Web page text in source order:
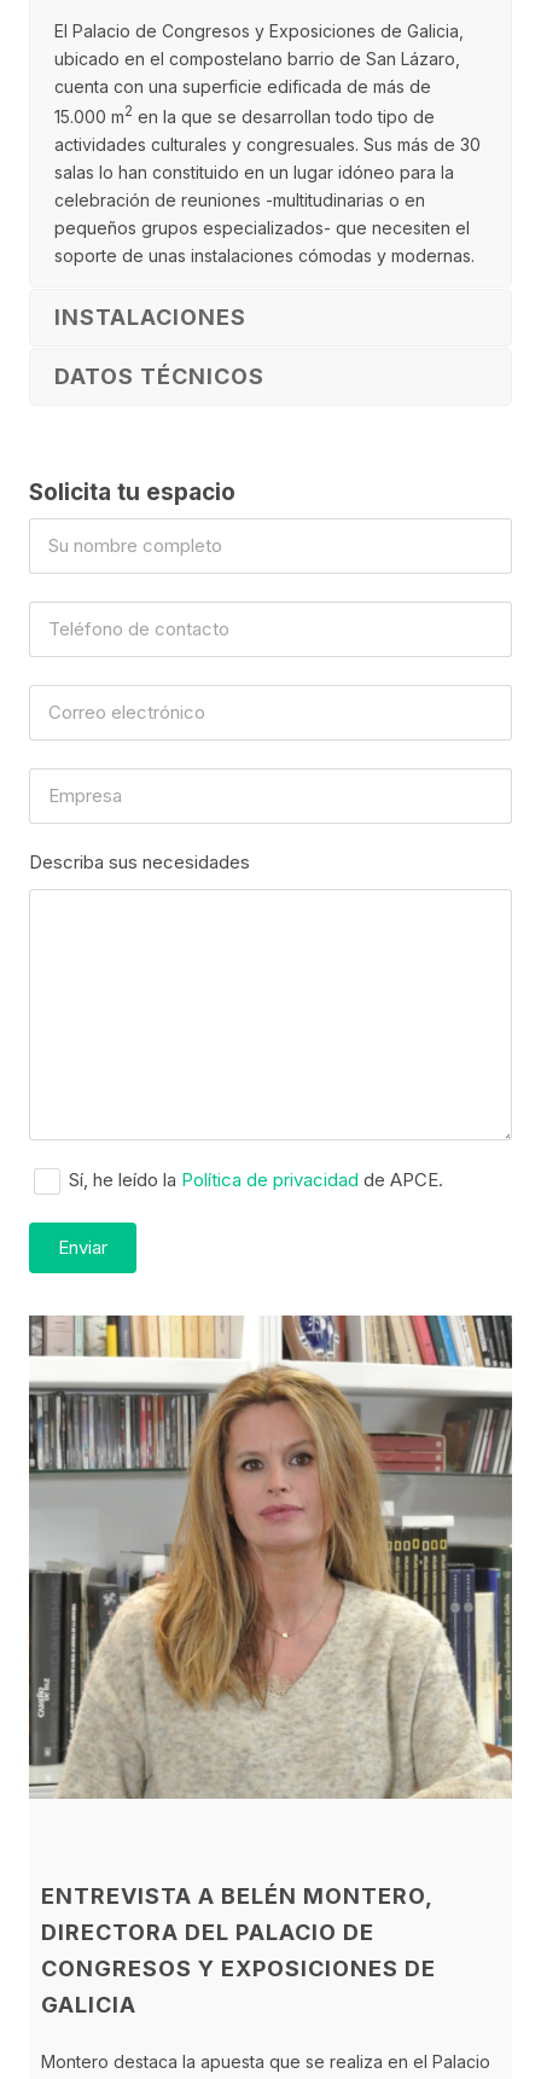
El Palacio de Congresos y Exposiciones de Galicia,
ubicado en el compostelano barrio de San Lázaro,
cuenta con una superficie edificada de más de
15.000 m2 en la que se desarrollan todo tipo de
actividades culturales y congresuales. Sus más de 30
salas lo han constituido en un lugar idóneo para la
celebración de reuniones -multitudinarias o en
pequeños grupos especializados- que necesiten el
soporte de unas instalaciones cómodas y modernas.
INSTALACIONES
DATOS TÉCNICOS
Solicita tu espacio
Describa sus necesidades
Sí, he leído la Política de privacidad de APCE.
ENTREVISTA A BELÉN MONTERO,
DIRECTORA DEL PALACIO DE
CONGRESOS Y EXPOSICIONES DE
GALICIA
Montero destaca la apuesta que se realiza en el Palacio